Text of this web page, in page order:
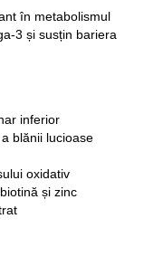
în metabolismul
3 și susțin bariera
inferior
blănii lucioase
oxidativ
și zinc